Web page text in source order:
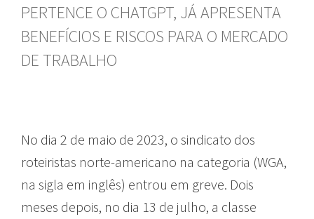
PERTENCE O CHATGPT, JÁ APRESENTA
BENEFÍCIOS E RISCOS PARA O MERCADO
DE TRABALHO
No dia 2 de maio de 2023, o sindicato dos
roteiristas norte-americano na categoria (WGA,
na sigla em inglês) entrou em greve. Dois
meses depois, no dia 13 de julho, a classe